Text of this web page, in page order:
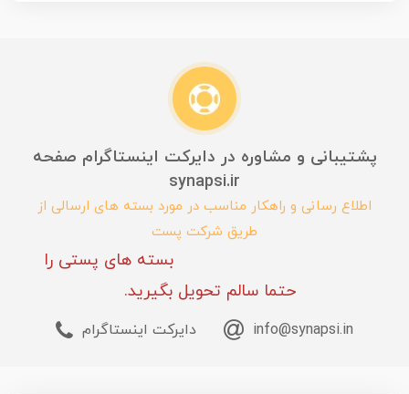
پشتیبانی و مشاوره در دایرکت اینستاگرام صفحه
synapsi.ir
اطلاع رسانی و راهکار مناسب در مورد بسته های ارسالی از
طریق شرکت پست
بسته های پستی را
حتما سالم تحویل بگیرید.
info@synapsi.in دایرکت اینستاگرام